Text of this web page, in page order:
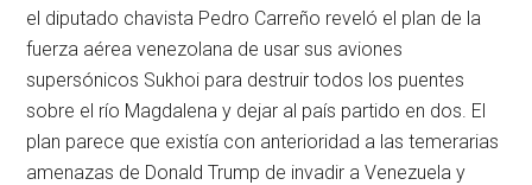
el diputado chavista Pedro Carreño reveló el plan de la
fuerza aérea venezolana de usar sus aviones
supersónicos Sukhoi para destruir todos los puentes
sobre el río Magdalena y dejar al país partido en dos. El
plan parece que existía con anterioridad a las temerarias
amenazas de Donald Trump de invadir a Venezuela y